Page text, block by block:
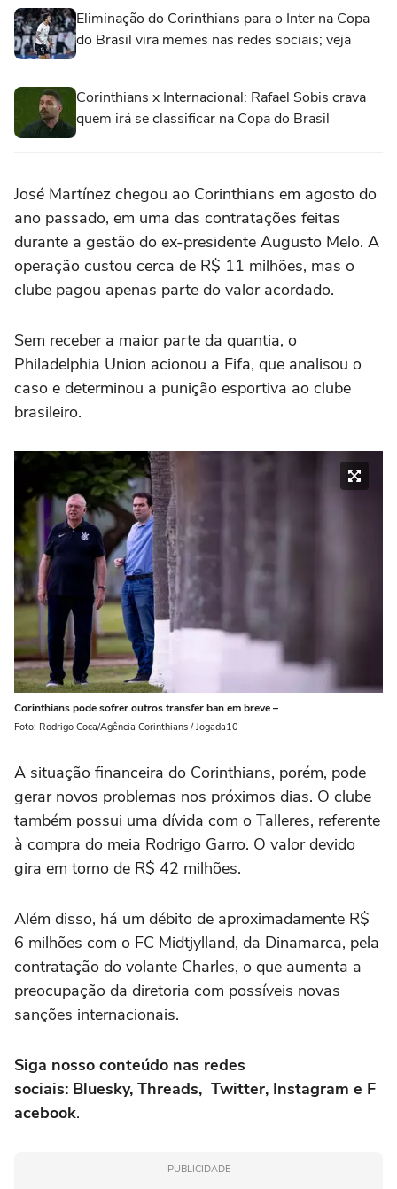
Eliminação do Corinthians para o Inter na Copa
do Brasil vira memes nas redes sociais; veja
Corinthians x Internacional: Rafael Sobis crava
quem irá se classificar na Copa do Brasil
José Martínez chegou ao Corinthians em agosto do
ano passado, em uma das contratações feitas
durante a gestão do ex-presidente Augusto Melo. A
operação custou cerca de R$ 11 milhões, mas o
clube pagou apenas parte do valor acordado.
Sem receber a maior parte da quantia, o
Philadelphia Union acionou a Fifa, que analisou o
caso e determinou a punição esportiva ao clube
brasileiro.
Corinthians pode sofrer outros transfer ban em breve –
Foto: Rodrigo Coca/Agência Corinthians / Jogada10
A situação financeira do Corinthians, porém, pode
gerar novos problemas nos próximos dias. O clube
também possui uma dívida com o Talleres, referente
à compra do meia Rodrigo Garro. O valor devido
gira em torno de R$ 42 milhões.
Além disso, há um débito de aproximadamente R$
6 milhões com o FC Midtjylland, da Dinamarca, pela
contratação do volante Charles, o que aumenta a
preocupação da diretoria com possíveis novas
sanções internacionais.
Siga nosso conteúdo nas redes
sociais: Bluesky, Threads, Twitter, Instagram e F
acebook.
PUBLICIDADE